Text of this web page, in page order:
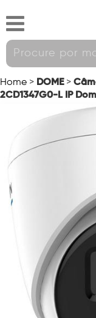
Home > DOME >
2CD1347G0-L IP